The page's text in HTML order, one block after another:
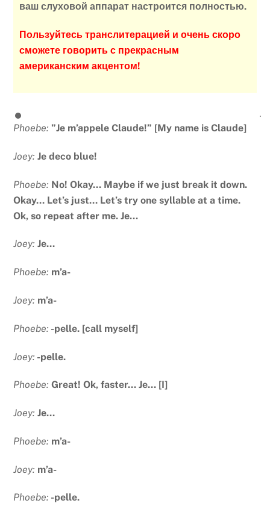
ваш слуховой аппарат настроится полностью.
Пользуйтесь транслитерацией и очень скоро
сможете говорить с прекрасным
американским акцентом!
Phoebe: ”Je m’appele Claude!” [My name is Claude]
Joey:Je deco blue!
Phoebe: No! Okay… Maybe if we just break it down.
Okay… Let’s just… Let’s try one syllable at a time.
Ok, so repeat after me. Je…
Joey:Je…
Phoebe: m’a-
Joey: m’a-
Phoebe: -pelle. [call myself]
Joey: -pelle.
Phoebe: Great! Ok, faster… Je… [I]
Joey: Je…
Phoebe: m’a-
Joey: m’a-
Phoebe: -pelle.